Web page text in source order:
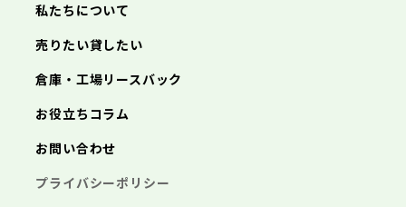
私たちについて
売りたい貸したい
倉庫・工場リースバック
お役立ちコラム
お問い合わせ
プライバシーポリシー